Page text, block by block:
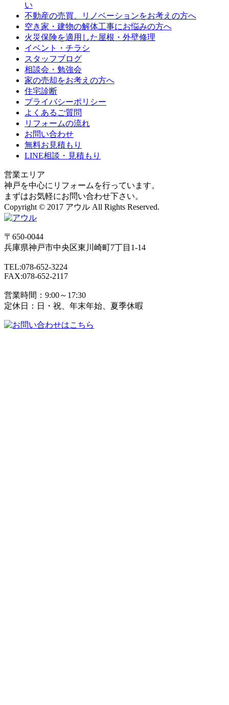
い
不動産の売買、リノベーションをお考えの方へ
空き家・建物の解体工事にお悩みの方へ
火災保険を適用した屋根・外壁修理
イベント・チラシ
スタッフブログ
相談会・勉強会
家の売却をお考えの方へ
住宅診断
プライバシーポリシー
よくあるご質問
リフォームの流れ
お問い合わせ
無料お見積もり
LINE相談・見積もり
営業エリア
神戸を中心にリフォームを行っています。
まずはお気軽にお問い合わせ下さい。
Copyright © 2017 アウル All Rights Reserved.
〒650-0044
兵庫県神戸市中央区東川崎町7丁目1-14
TEL:078-652-3224
FAX:078-652-2117
営業時間：9:00～17:30
定休日：日・祝、年末年始、夏季休暇